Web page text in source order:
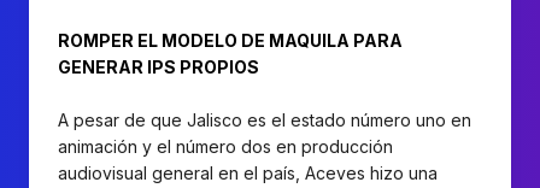
ROMPER EL MODELO DE MAQUILA PARA
GENERAR IPS PROPIOS
A pesar de que Jalisco es el estado número uno en
animación y el número dos en producción
audiovisual general en el país, Aceves hizo una